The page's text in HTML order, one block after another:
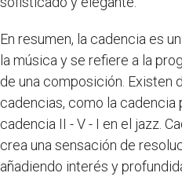
En resumen, la cadencia es
la música y se refiere a la
de una composición. Existen
cadencias, como la cadencia
cadencia II - V - I en el jazz.
crea una sensación de
añadiendo interés y